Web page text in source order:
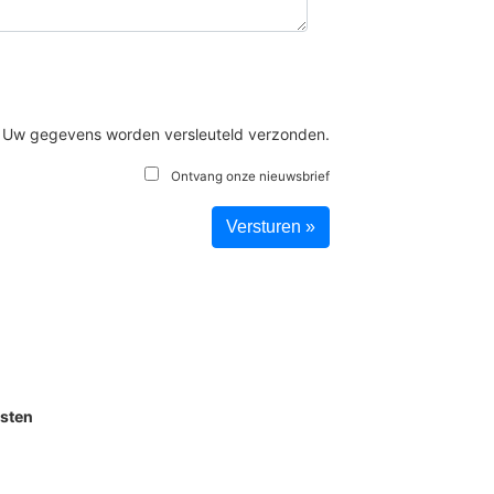
Uw gegevens worden versleuteld verzonden.
Ontvang onze nieuwsbrief